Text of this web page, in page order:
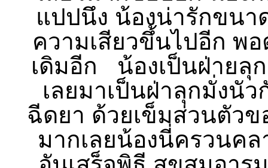
แปปนึง น้องน่ารักขนา
ความเสียวขึ้นไปอีก พ
เดิมอีก น้องเป็นฝ่ายลุ
เลยมาเป็นฝ่าลุกมั่งนั
ฉีดยา ด้วยเข็มส่วนตัว
มากเลยน้องนี่ครวนค